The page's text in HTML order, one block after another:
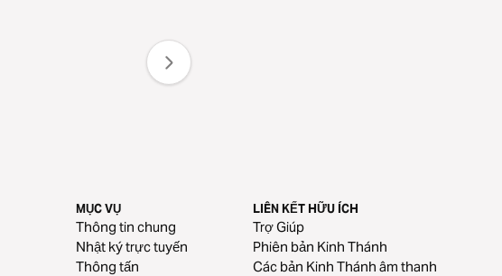
MỤC VỤ
Thông tin chung
Nhật ký trực tuyến
Thông tấn
LIÊN KẾT HỮU ÍCH
Trợ Giúp
Phiên bản Kinh Thánh
Các bản Kinh Thánh âm thanh